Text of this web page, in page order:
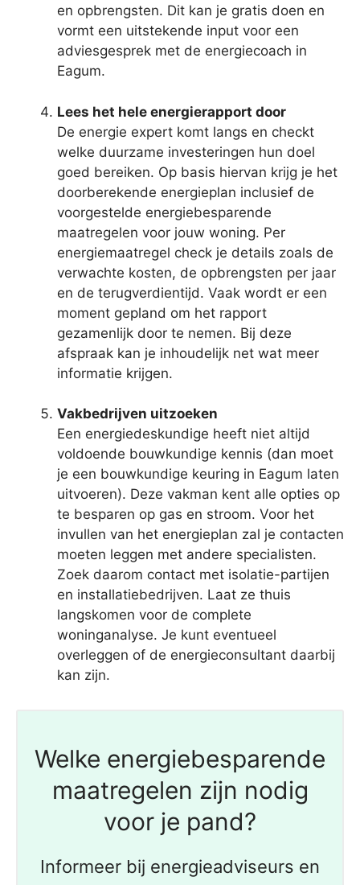
en opbrengsten. Dit kan je gratis doen en
vormt een uitstekende input voor een
adviesgesprek met de energiecoach in
Eagum.
Lees het hele energierapport door
De energie expert komt langs en checkt
welke duurzame investeringen hun doel
goed bereiken. Op basis hiervan krijg je het
doorberekende energieplan inclusief de
voorgestelde energiebesparende
maatregelen voor jouw woning. Per
energiemaatregel check je details zoals de
verwachte kosten, de opbrengsten per jaar
en de terugverdientijd. Vaak wordt er een
moment gepland om het rapport
gezamenlijk door te nemen. Bij deze
afspraak kan je inhoudelijk net wat meer
informatie krijgen.
Vakbedrijven uitzoeken
Een energiedeskundige heeft niet altijd
voldoende bouwkundige kennis (dan moet
je een bouwkundige keuring in Eagum laten
uitvoeren). Deze vakman kent alle opties op
te besparen op gas en stroom. Voor het
invullen van het energieplan zal je contacten
moeten leggen met andere specialisten.
Zoek daarom contact met isolatie-partijen
en installatiebedrijven. Laat ze thuis
langskomen voor de complete
woninganalyse. Je kunt eventueel
overleggen of de energieconsultant daarbij
kan zijn.
Welke energiebesparende
maatregelen zijn nodig
voor je pand?
Informeer bij energieadviseurs en